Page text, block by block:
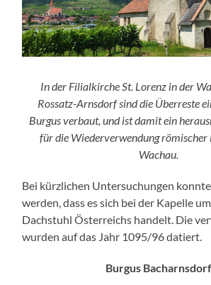
In der Filialkirche St. Lorenz in der
Rossatz-Arnsdorf sind die Überreste
Burgus verbaut, und ist damit ein
für die Wiederverwendung römischer
Wachau.
Bei kürzlichen Untersuchungen
werden, dass es sich bei der Kapelle
Dachstuhl Österreichs handelt. Die
wurden auf das Jahr 1095/96 datiert.
Burgus Bacharnsdorf